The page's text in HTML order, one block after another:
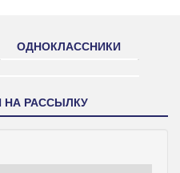
ОДНОКЛАССНИКИ
НА РАССЫЛКУ